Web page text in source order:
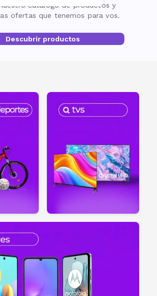
catálogo de productos y
ofertas que tenemos para vos.
Descubrir productos